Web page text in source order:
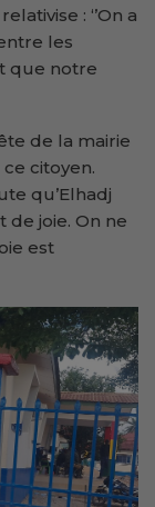
: ‘’On a
les
que notre
de la mairie
citoyen.
qu’Elhadj
de joie. On ne
est